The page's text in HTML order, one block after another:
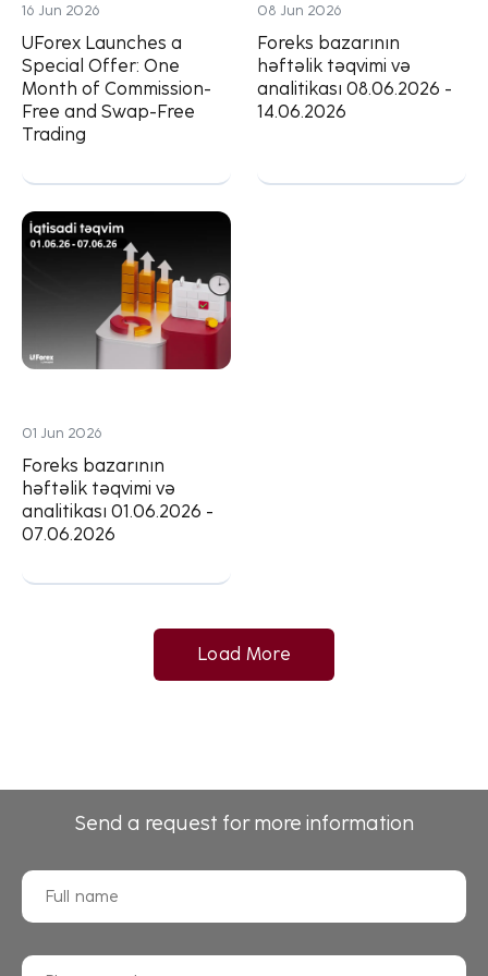
16 Jun 2026
UForex Launches a
Special Offer: One
Month of Commission-
Free and Swap-Free
Trading
08 Jun 2026
Foreks bazarının
həftəlik təqvimi və
analitikası 08.06.2026 -
14.06.2026
01 Jun 2026
Foreks bazarının
həftəlik təqvimi və
analitikası 01.06.2026 -
07.06.2026
Load More
Send a request for more information